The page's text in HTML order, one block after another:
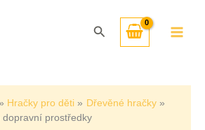
Hledat
Hračky pro děti
Dřevěné hračky
dopravní prostředky
nejnovějších